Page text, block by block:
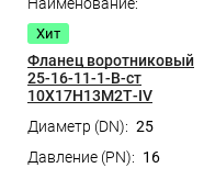
Хит
Фланец воротниковый
25-16-11-1-B-ст
10Х17Н13М2Т-IV
25
16